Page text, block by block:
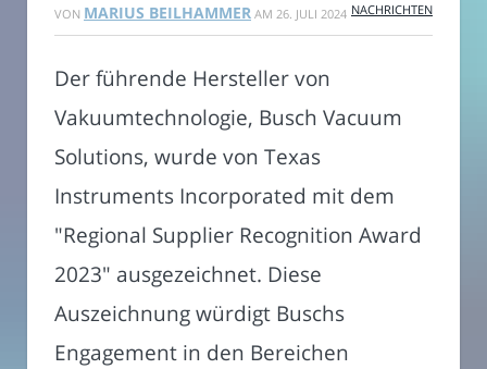
VON MARIUS BEILHAMMER AM 26. JULI 2024 NACHRICHTEN
Der führende Hersteller von
Vakuumtechnologie, Busch Vacuum
Solutions, wurde von Texas
Instruments Incorporated mit dem
"Regional Supplier Recognition Award
2023" ausgezeichnet. Diese
Auszeichnung würdigt Buschs
Engagement in den Bereichen